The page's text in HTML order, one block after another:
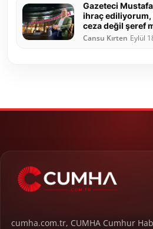
Gazeteci Mustafa
ihraç ediliyorum,
ceza değil şeref
Cansu Kırten Eylül
cumha.com.tr, CUMHA Cumhur